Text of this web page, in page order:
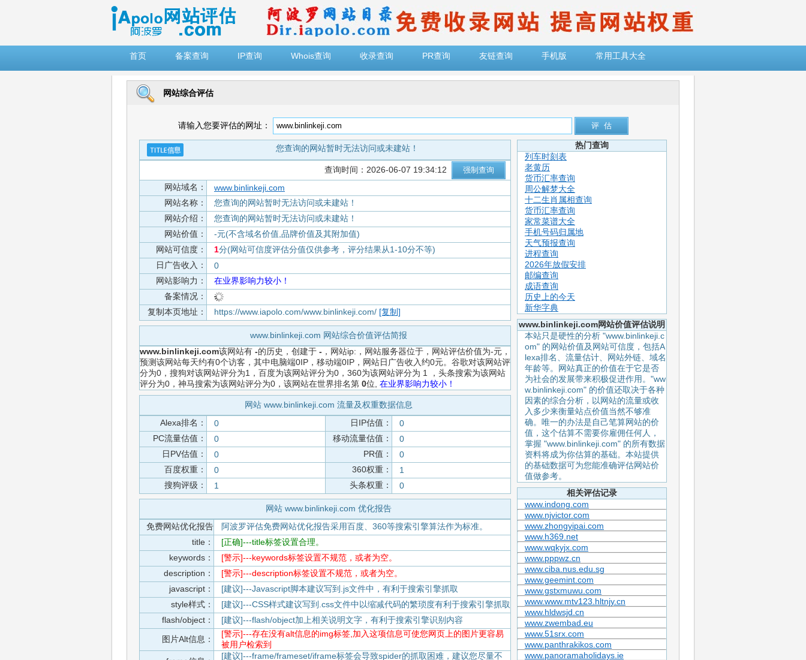
首页
备案查询 IP查询 Whois查询 收录查询 PR查询 友链查询 手机版 常用工具大全
网站综合评估
请输入您要评估的网址：
您查询的网站暂时无法访问或未建站！
查询时间：2026-06-07 19:34:12
网站域名：
www.binlinkeji.com
网站名称：
您查询的网站暂时无法访问或未建站！
网站介绍：
您查询的网站暂时无法访问或未建站！
网站价值：
-元(不含域名价值,品牌价值及其附加值)
网站可信度：
1分(网站可信度评估分值仅供参考，评分结果从1-10分不等)
日广告收入：
0
网站影响力：
在业界影响力较小！
备案情况：
复制本页地址：
https://www.iapolo.com/www.binlinkeji.com/ [复制]
www.binlinkeji.com 网站综合价值评估简报
www.binlinkeji.com该网站有 -的历史，创建于 - ，网站ip:，网站服务器位于，网站评估价值为-元，
预测该网站每天约有0个访客，其中电脑端0IP，移动端0IP，网站日广告收入约0元。谷歌对该网站评
分为0，搜狗对该网站评分为1，百度为该网站评分为0，360为该网站评分为 1 ，头条搜索为该网站
评分为0，神马搜索为该网站评分为0，该网站在世界排名第 0位, 在业界影响力较小！
网站 www.binlinkeji.com 流量及权重数据信息
Alexa排名：
0 日IP估值：
0
PC流量估值：
0 移动流量估值：
0
日PV估值：
0 PR值：
0
百度权重：
0 360权重：
1
搜狗评级：
1 头条权重： 0
网站 www.binlinkeji.com 优化报告
免费网站优化报告
阿波罗评估免费网站优化报告采用百度、360等搜索引擎算法作为标准。
title：
[正确]---title标签设置合理。
keywords：
[警示]---keywords标签设置不规范，或者为空。
description：
[警示]---description标签设置不规范，或者为空。
javascript：
[建议]---Javascript脚本建议写到.js文件中，有利于搜索引擎抓取
style样式：
[建议]---CSS样式建议写到.css文件中以缩减代码的繁琐度有利于搜索引擎抓取
flash/object：
[建议]---flash/object加上相关说明文字，有利于搜索引擎识别内容
图片Alt信息：
[警示]---存在没有alt信息的img标签,加入这项信息可使您网页上的图片更容易
被用户检索到
[建议]---frame/frameset/iframe标签会导致spider的抓取困难，建议您尽量不
热门查询
列车时刻表
老黄历
货币汇率查询
周公解梦大全
十二生肖属相查询
货币汇率查询
家常菜谱大全
手机号码归属地
天气预报查询
进程查询
2026年放假安排
邮编查询
成语查询
历史上的今天
新华字典
www.binlinkeji.com网站价值评估说明
本站只是硬性的分析 "www.binlinkeji.c
om" 的网站价值及网站可信度，包括A
lexa排名、流量估计、网站外链、域名
年龄等。网站真正的价值在于它是否
为社会的发展带来积极促进作用。"ww
w.binlinkeji.com" 的价值还取决于各种
因素的综合分析，以网站的流量或收
入多少来衡量站点价值当然不够准
确。唯一的办法是自己笔算网站的价
值，这个估算不需要你雇佣任何人，
掌握 "www.binlinkeji.com" 的所有数据
资料将成为你估算的基础。本站提供
的基础数据可为您能准确评估网站价
值做参考。
相关评估记录
www.indong.com
www.njvictor.com
www.zhongyipai.com
www.h369.net
www.wqkyjx.com
www.pppwz.cn
www.ciba.nus.edu.sg
www.geemint.com
www.gstxmuwu.com
www.www.mtv123.hltnjy.cn
www.hldwsjd.cn
www.zwembad.eu
www.51srx.com
www.panthrakikos.com
www.panoramaholidays.ie